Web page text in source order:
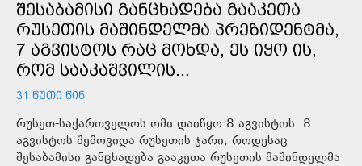
ᲨᲔᲡᲐᲑᲐᲛᲘᲡᲘ ᲒᲐᲜᲪᲮᲐᲓᲔᲑᲐ ᲒᲐᲐᲙᲔᲗᲐ
ᲠᲣᲡᲔᲗᲘᲡ ᲛᲐᲨᲘᲜᲓᲔᲚᲛᲐ ᲞᲠᲔᲖᲘᲓᲔᲜᲢᲛᲐ,
7 ᲐᲒᲕᲘᲡᲢᲝᲡ ᲠᲐᲪ ᲛᲝᲮᲓᲐ, ᲔᲡ ᲘᲧᲝ ᲘᲡ,
ᲠᲝᲛ ᲡᲐᲐᲙᲐᲨᲕᲘᲚᲘᲡ...
31 ᲬᲣᲗᲘ ᲬᲘᲜ
რუსეთ-საქართველოს ომი დაიწყო 8 აგვისტოს. 8
აგვისტოს შემოვიდა რუსეთის ჯარი, როდესაც
შესაბამისი განცხადება გააკეთა რუსეთის მაშინდელმა